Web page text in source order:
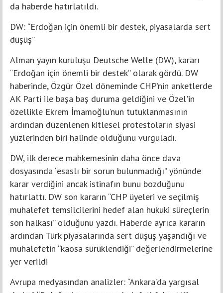
da haberde hatırlatıldı.
DW: “Erdoğan için önemli bir destek, piyasalarda sert
düşüş”
Alman yayın kuruluşu Deutsche Welle (DW), kararı
“Erdoğan için önemli bir destek” olarak gördü. DW
haberinde, Özgür Özel döneminde CHP’nin anketlerde
AK Parti ile başa baş duruma geldiğini ve Özel'in
özellikle Ekrem İmamoğlu’nun tutuklanmasının
ardından düzenlenen kitlesel protestoların siyasi
yüzlerinden biri halinde olduğunu vurguladı.
DW, ilk derece mahkemesinin daha önce dava
dosyasında “esaslı bir sorun bulunmadığı” yönünde
karar verdiğini ancak istinafın bunu bozduğunu
hatırlattı. DW son kararın “CHP üyeleri ve seçilmiş
muhalefet temsilcilerini hedef alan hukuki süreçlerin
son halkası” olduğunu yazdı. Haberde ayrıca kararın
ardından Türk piyasalarında sert düşüş yaşandığı ve
muhalefetin “kaosa sürüklendiği” değerlendirmelerine
yer verildi
Avrupa medyasından analizler: “Ankara’da yargısal